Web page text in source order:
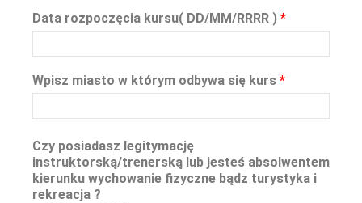
Data rozpoczęcia kursu( DD/MM/RRRR ) *
Wpisz miasto w którym odbywa się kurs *
Czy posiadasz legitymację
instruktorską/trenerską lub jesteś absolwentem
kierunku wychowanie fizyczne bądz turystyka i
rekreacja ?